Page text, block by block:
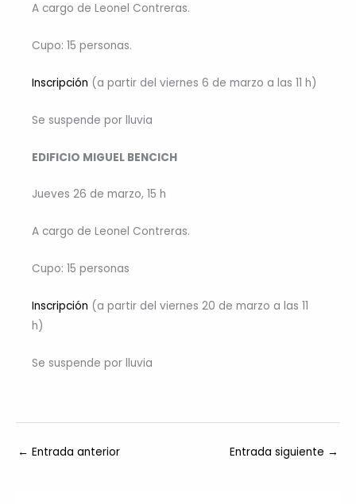
A cargo de Leonel Contreras.
Cupo: 15 personas.
Inscripción (a partir del viernes 6 de marzo a las 11 h)
Se suspende por lluvia
EDIFICIO MIGUEL BENCICH
Jueves 26 de marzo, 15 h
A cargo de Leonel Contreras.
Cupo: 15 personas
Inscripción (a partir del viernes 20 de marzo a las 11
h)
Se suspende por lluvia
← Entrada anterior Entrada siguiente →